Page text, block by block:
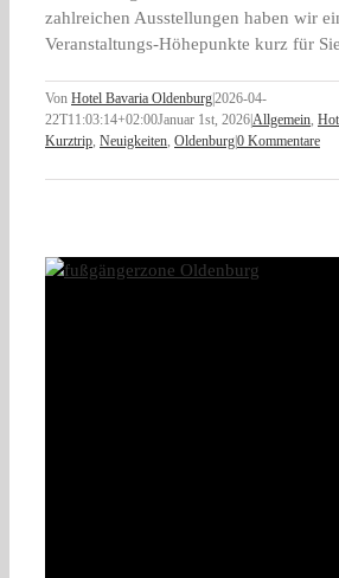
zahlreichen Ausstellungen haben wir
Veranstaltungs-Höhepunkte kurz für
Von Hotel Bavaria Oldenburg2026-04-
22T11:03:14+02:00Januar 1st, 2026Allgemein,
Kurztrip, Neuigkeiten, Oldenburg0 Kommentare